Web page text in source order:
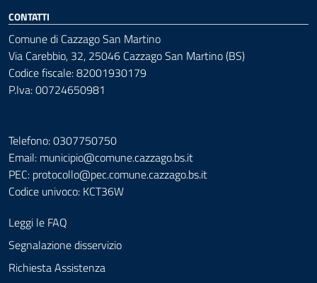
CONTATTI
Comune di Cazzago San Martino
Via Carebbio, 32, 25046 Cazzago San Martino (BS)
Codice fiscale: 82001930179
P.Iva: 00724650981
Telefono: 0307750750
Email: municipio@comune.cazzago.bs.it
PEC: protocollo@pec.comune.cazzago.bs.it
Codice univoco: KCT36W
Leggi le FAQ
Segnalazione disservizio
Richiesta Assistenza